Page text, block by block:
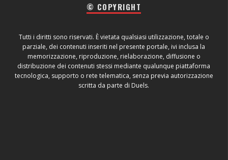
© COPYRIGHT
Tutti i diritti sono riservati. È vietata qualsiasi utilizzazione, totale o
parziale, dei contenuti inseriti nel presente portale, ivi inclusa la
memorizzazione, riproduzione, rielaborazione, diffusione o
distribuzione dei contenuti stessi mediante qualunque piattaforma
tecnologica, supporto o rete telematica, senza previa autorizzazione
scritta da parte di Duels.